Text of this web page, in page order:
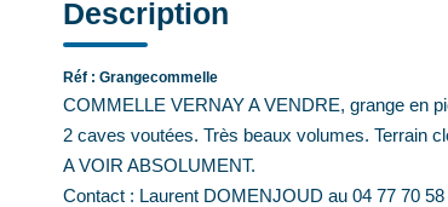
Description
Réf : Grangecommelle
COMMELLE VERNAY A VENDRE, grange en
2 caves voutées. Très beaux volumes. Terrain
A VOIR ABSOLUMENT.
Contact : Laurent DOMENJOUD au 04 77 70